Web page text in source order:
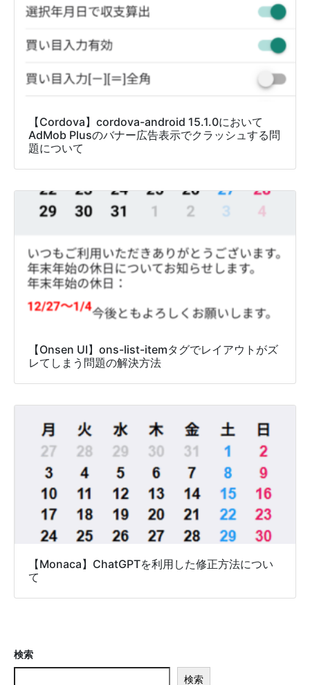
【Cordova】cordova-android 15.1.0において
AdMob Plusのバナー広告表示でクラッシュする問
題について
【Onsen UI】ons-list-itemタグでレイアウトがズ
レてしまう問題の解決方法
【Monaca】ChatGPTを利用した修正方法につい
て
検索
検索